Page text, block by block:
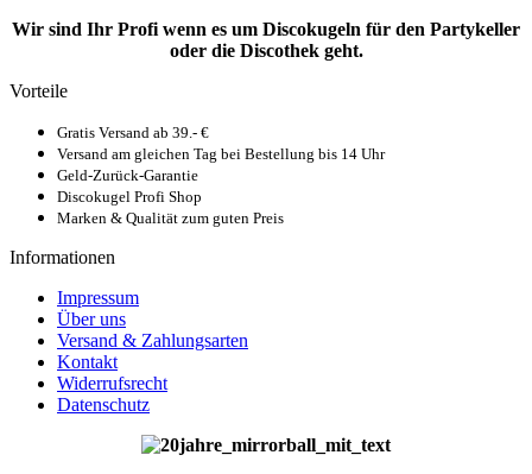
Wir sind Ihr Profi wenn es um Discokugeln für den Partykeller
oder die Discothek geht.
Vorteile
Gratis Versand ab 39.- €
Versand am gleichen Tag bei Bestellung bis 14 Uhr
Geld-Zurück-Garantie
Discokugel Profi Shop
Marken & Qualität zum guten Preis
Informationen
Impressum
Über uns
Versand & Zahlungsarten
Kontakt
Widerrufsrecht
Datenschutz